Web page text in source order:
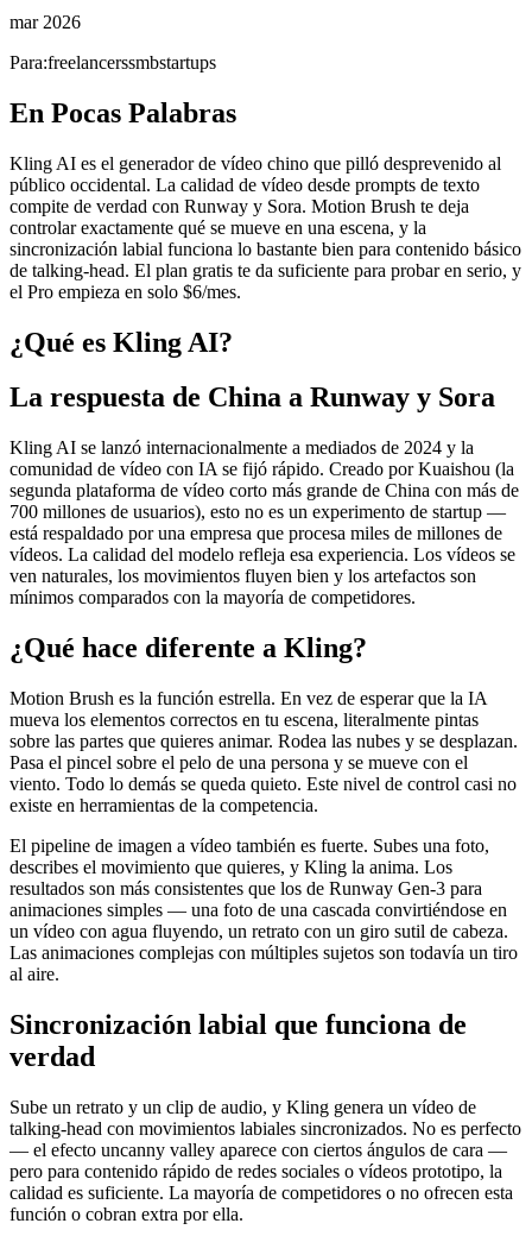
mar 2026
Para:freelancerssmbstartups
En Pocas Palabras
Kling AI es el generador de vídeo chino que pilló desprevenido al
público occidental. La calidad de vídeo desde prompts de texto
compite de verdad con Runway y Sora. Motion Brush te deja
controlar exactamente qué se mueve en una escena, y la
sincronización labial funciona lo bastante bien para contenido básico
de talking-head. El plan gratis te da suficiente para probar en serio, y
el Pro empieza en solo $6/mes.
¿Qué es Kling AI?
La respuesta de China a Runway y Sora
Kling AI se lanzó internacionalmente a mediados de 2024 y la
comunidad de vídeo con IA se fijó rápido. Creado por Kuaishou (la
segunda plataforma de vídeo corto más grande de China con más de
700 millones de usuarios), esto no es un experimento de startup —
está respaldado por una empresa que procesa miles de millones de
vídeos. La calidad del modelo refleja esa experiencia. Los vídeos se
ven naturales, los movimientos fluyen bien y los artefactos son
mínimos comparados con la mayoría de competidores.
¿Qué hace diferente a Kling?
Motion Brush es la función estrella. En vez de esperar que la IA
mueva los elementos correctos en tu escena, literalmente pintas
sobre las partes que quieres animar. Rodea las nubes y se desplazan.
Pasa el pincel sobre el pelo de una persona y se mueve con el
viento. Todo lo demás se queda quieto. Este nivel de control casi no
existe en herramientas de la competencia.
El pipeline de imagen a vídeo también es fuerte. Subes una foto,
describes el movimiento que quieres, y Kling la anima. Los
resultados son más consistentes que los de Runway Gen-3 para
animaciones simples — una foto de una cascada convirtiéndose en
un vídeo con agua fluyendo, un retrato con un giro sutil de cabeza.
Las animaciones complejas con múltiples sujetos son todavía un tiro
al aire.
Sincronización labial que funciona de
verdad
Sube un retrato y un clip de audio, y Kling genera un vídeo de
talking-head con movimientos labiales sincronizados. No es perfecto
— el efecto uncanny valley aparece con ciertos ángulos de cara —
pero para contenido rápido de redes sociales o vídeos prototipo, la
calidad es suficiente. La mayoría de competidores o no ofrecen esta
función o cobran extra por ella.